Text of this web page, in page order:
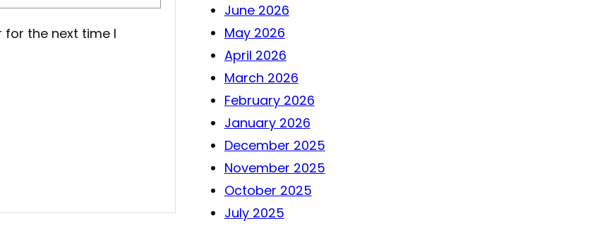
for the next time I
June 2026
May 2026
April 2026
March 2026
February 2026
January 2026
December 2025
November 2025
October 2025
July 2025